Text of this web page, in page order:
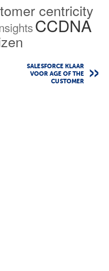
centricity
CCDNA
SALESFORCE KLAAR
VOOR AGE OF THE
CUSTOMER